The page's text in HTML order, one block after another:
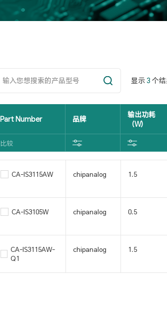
显示3 个
Part Number 品牌
输出功耗
（W)
比较
CA-IS3115AW chipanalog 1.5
CA-IS3105W chipanalog 0.5
CA-IS3115AW-
Q1
chipanalog 1.5